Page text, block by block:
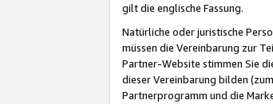
gilt die englische Fassung.
Natürliche oder juristische
müssen die Vereinbarung zur
Partner-Website stimmen Sie
dieser Vereinbarung bilden
Partnerprogramm und die